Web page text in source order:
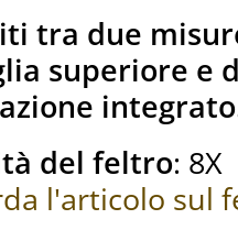
tra due
superiore e
del feltro: 8X
l'articolo sul